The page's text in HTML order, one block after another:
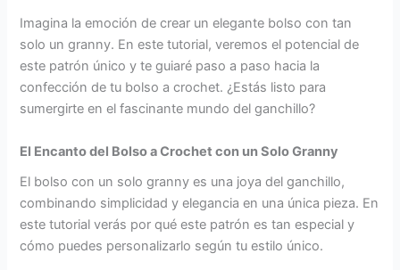
Imagina la emoción de crear un elegante bolso con tan
solo un granny. En este tutorial, veremos el potencial de
este patrón único y te guiaré paso a paso hacia la
confección de tu bolso a crochet. ¿Estás listo para
sumergirte en el fascinante mundo del ganchillo?
El Encanto del Bolso a Crochet con un Solo Granny
El bolso con un solo granny es una joya del ganchillo,
combinando simplicidad y elegancia en una única pieza. En
este tutorial verás por qué este patrón es tan especial y
cómo puedes personalizarlo según tu estilo único.